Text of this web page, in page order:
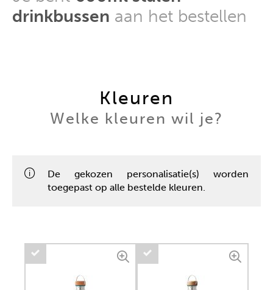
drinkbussen aan het bestellen
Kleuren
Welke kleuren wil je?
De gekozen personalisatie(s) worden
toegepast op alle bestelde kleuren.